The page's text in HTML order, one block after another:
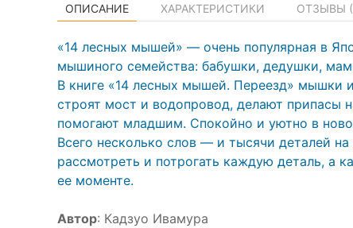
ОПИСАНИЕ ХАРАКТЕРИСТИКИ ОТЗЫВЫ (
«14 лесных мышей» — очень популярная в
мышиного семейства: бабушки, дедушки,
В книге «14 лесных мышей. Переезд» мышки
строят мост и водопровод, делают припасы
помогают младшим. Спокойно и уютно в
Всего несколько слов — и тысячи деталей
рассмотреть и потрогать каждую деталь, а
ее моменте.
Автор: Кадзуо Ивамура